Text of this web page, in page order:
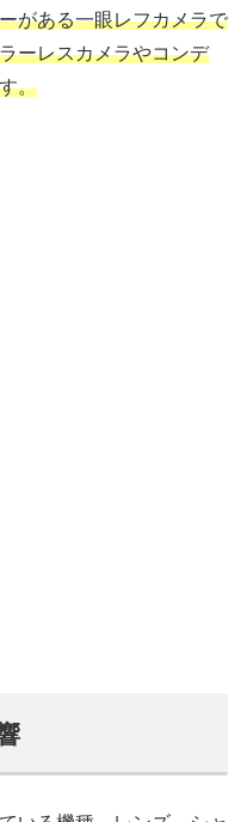
がある一眼レフカメラで
ーレスカメラやコンデ
。